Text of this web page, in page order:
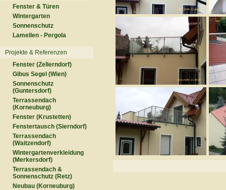
Fenster & Türen
Wintergarten
Sonnenschutz
Lamellen - Pergola
Projekte & Referenzen
Fenster (Zellerndorf)
Gibus Segel (Wien)
Sonnenschutz
(Guntersdorf)
Terrassendach
(Korneuburg)
Fenster (Krustetten)
Fenstertausch (Sierndorf)
Terrassendach
(Waitzendorf)
Wintergartenverkleidung
(Merkersdorf)
Terrassendach &
Sonnenschutz (Retz)
Neubau (Korneuburg)